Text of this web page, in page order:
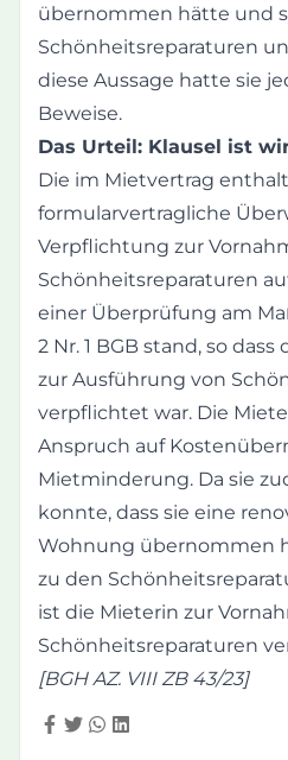
übernommen hätte und
Schönheitsreparaturen
diese Aussage hatte sie
Beweise.
Das Urteil: Klausel ist
Die im Mietvertrag
formularvertragliche
Verpflichtung zur
Schönheitsreparaturen
einer Überprüfung am
2 Nr. 1 BGB stand, so
zur Ausführung von
verpflichtet war. Die
Anspruch auf
Mietminderung. Da sie
konnte, dass sie eine
Wohnung übernommen
zu den
ist die Mieterin zur
Schönheitsreparaturen
[BGH AZ. VIII ZB 43/23]